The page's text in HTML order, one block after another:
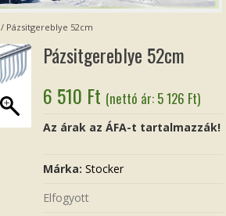
/ Pázsitgereblye 52cm
Pázsitgereblye 52cm
6 510 Ft (nettó ár: 5 126 Ft)
Az árak az ÁFA-t tartalmazzák!
Márka:Stocker
Elfogyott